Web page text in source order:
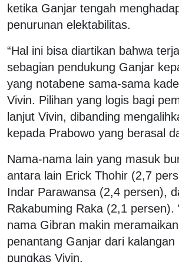
ketika Ganjar tengah
penurunan elektabilitas.
“Hal ini bisa diartikan bahwa
sebagian pendukung Ganjar
yang notabene sama-sama
Vivin. Pilihan yang logis bagi
lanjut Vivin, dibanding
kepada Prabowo yang berasal
Nama-nama lain yang masuk
antara lain Erick Thohir (2,7
Indar Parawansa (2,4 persen),
Rakabuming Raka (2,1 persen).
nama Gibran makin
penantang Ganjar dari kalangan
pungkas Vivin.